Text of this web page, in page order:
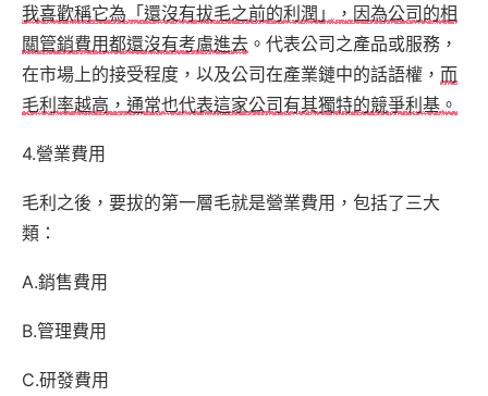
我喜歡稱它為「還沒有拔毛之前的利潤」，因為公司的相
關管銷費用都還沒有考慮進去 。代表公司之產品或服務，
在市場上的接受程度，以及公司在產業鏈中的話語權， 而
毛利率越高，通常也代表這家公司有其獨特的競爭利基。
4.營業費用
毛利之後，要拔的第一層毛就是營業費用，包括了三大
類：
A.銷售費用
B.管理費用
C.研發費用